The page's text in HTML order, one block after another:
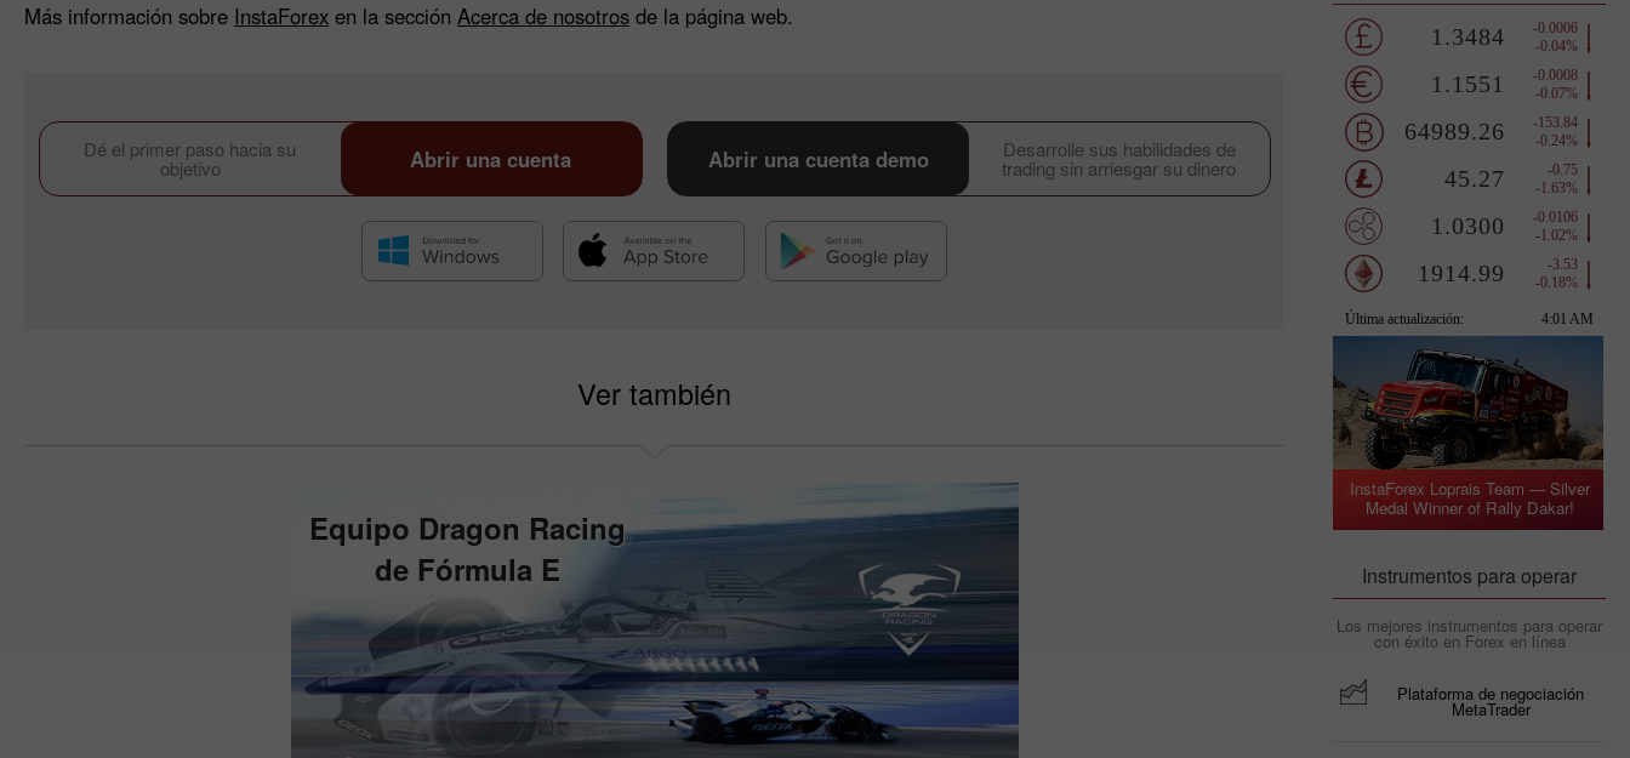
Más información sobre InstaForex en la sección Acerca de nosotros de la página web.
Dé el primer paso hacia su
objetivo Abrir una cuenta Desarrolle sus habilidades de
trading sin arriesgar su dinero
Abrir una cuenta demo
Ver también
Equipo Dragon Racing
de Fórmula E
InstaForex Loprais Team — Silver
Medal Winner of Rally Dakar!
Instrumentos para operar
Los mejores instrumentos para operar
con éxito en Forex en línea
Plataforma de negociación
MetaTrader